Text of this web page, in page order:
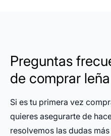
Preguntas
de comprar leña
Si es tu primera vez
quieres asegurarte de
resolvemos las dudas